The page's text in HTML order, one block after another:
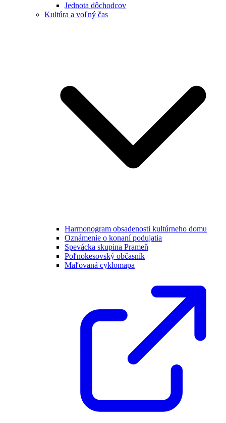
Jednota dôchodcov
Kultúra a voľný čas
Harmonogram obsadenosti kultúrneho domu
Oznámenie o konaní podujatia
Spevácka skupina Prameň
Poľnokesovský občasník
Maľovaná cyklomapa